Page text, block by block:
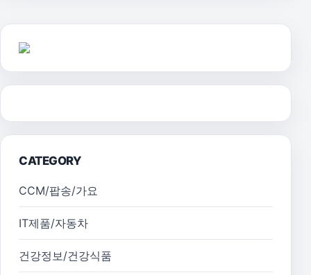
CATEGORY
CCM/팝송/가요
IT제품/자동차
건강정보/건강식품